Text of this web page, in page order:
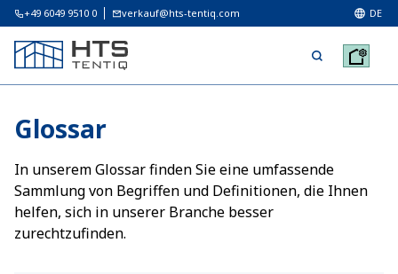
+49 6049 9510 0 verkauf@hts-tentiq.com DE
Glossar
In unserem Glossar finden Sie eine umfassende
Sammlung von Begriffen und Definitionen, die Ihnen
helfen, sich in unserer Branche besser
zurechtzufinden.